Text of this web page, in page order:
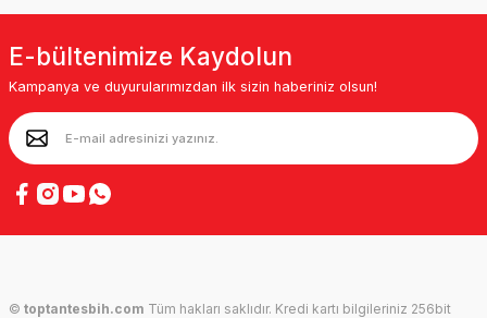
E-bültenimize Kaydolun
Kampanya ve duyurularımızdan ilk sizin haberiniz olsun!
© toptantesbih.com Tüm hakları saklıdır. Kredi kartı bilgileriniz 256bit